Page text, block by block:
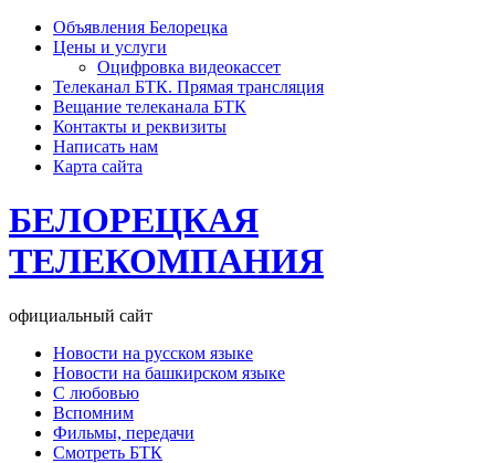
Объявления Белорецка
Цены и услуги
Оцифровка видеокассет
Телеканал БТК. Прямая трансляция
Вещание телеканала БТК
Контакты и реквизиты
Написать нам
Карта сайта
БЕЛОРЕЦКАЯ
ТЕЛЕКОМПАНИЯ
официальный сайт
Новости на русском языке
Новости на башкирском языке
С любовью
Вспомним
Фильмы, передачи
Смотреть БТК